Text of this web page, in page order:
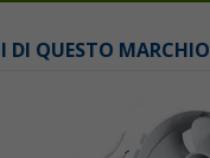
DI QUESTO MARCHIO